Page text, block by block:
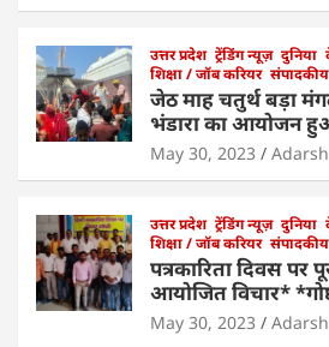
उत्तर प्रदेश ट्रेंडिंग न्यूज़ दुनिया
शिक्षा / जॉब करियर संपादकीय
जेठ माह चतुर्थ बड़ा
भंडारा का आयोजन
May 30, 2023
उत्तर प्रदेश ट्रेंडिंग न्यूज़ दुनिया
शिक्षा / जॉब करियर संपादकीय
पत्रकारिता दिवस
आयोजित विचार*
May 30, 2023